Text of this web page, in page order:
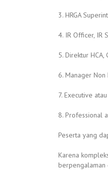
3. HRGA
4. IR Officer, IR
5. Direktur HCA,
6. Manager
7. Executive
8. Professional
Peserta yang
Karena
berpengalaman